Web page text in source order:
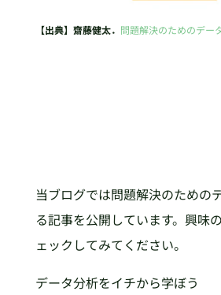
【出典】齋藤健太． 問題解決のためのデー
当ブログでは問題解決のための
る記事を公開しています。興味
ェックしてみてください。
データ分析をイチから学ぼう